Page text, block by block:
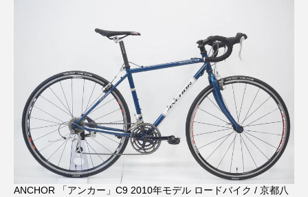
ANCHOR 「アンカー」C9 2010年モデル ロードバイク / 京都八